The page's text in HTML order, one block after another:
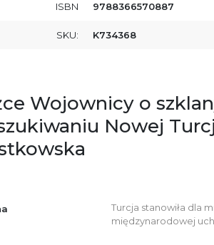
ISBN 9788366570887
SKU: K734368
Wojownicy o
Nowej
Turcja stanowiła dla
międzynarodowej